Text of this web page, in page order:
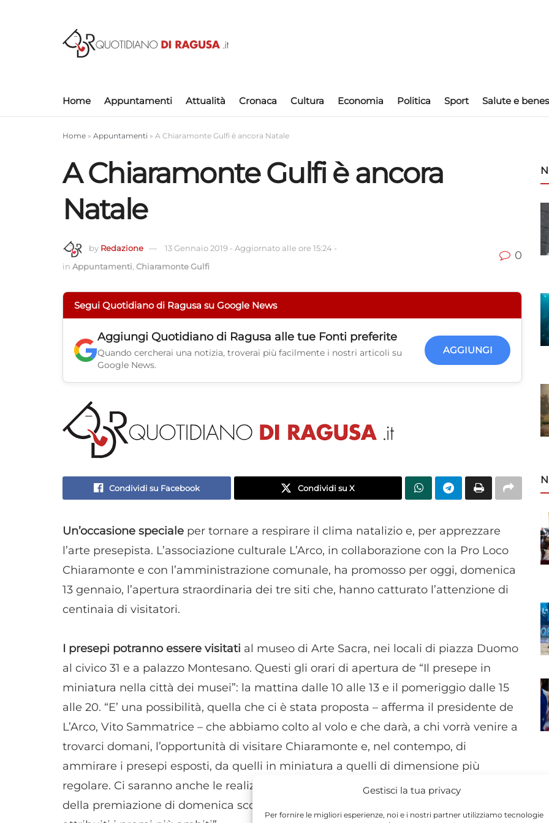
Gestisci la tua privacy
Per fornire le migliori esperienze, noi e i nostri partner utilizziamo tecnologie
Home Appuntamenti Attualità Cronaca Cultura Economia Politica Sport Salute e
Home » Appuntamenti » A Chiaramonte Gulfi è ancora Natale
A Chiaramonte Gulfi è ancora
Natale
by Redazione 13 Gennaio 2019 - Aggiornato alle ore 15:24 -
in Appuntamenti, Chiaramonte Gulfi
0
Segui Quotidiano di Ragusa su Google News
Aggiungi Quotidiano di Ragusa alle tue Fonti preferite
Quando cercherai una notizia, troverai più facilmente i nostri articoli su
Google News.
AGGIUNGI
Condividi su Facebook Condividi su X
Un’occasione speciale per tornare a respirare il clima natalizio e, per apprezzare
l’arte presepista. L’associazione culturale L’Arco, in collaborazione con la Pro Loco
Chiaramonte e con l’amministrazione comunale, ha promosso per oggi, domenica
13 gennaio, l’apertura straordinaria dei tre siti che, hanno catturato l’attenzione di
centinaia di visitatori.
I presepi potranno essere visitati al museo di Arte Sacra, nei locali di piazza Duomo
al civico 31 e a palazzo Montesano. Questi gli orari di apertura de “Il presepe in
miniatura nella città dei musei”: la mattina dalle 10 alle 13 e il pomeriggio dalle 15
alle 20. “E’ una possibilità, quella che ci è stata proposta – afferma il presidente de
L’Arco, Vito Sammatrice – che abbiamo colto al volo e che darà, a chi vorrà venire a
trovarci domani, l’opportunità di visitare Chiaramonte e, nel contempo, di
ammirare i presepi esposti, da quelli in miniatura a quelli di dimensione più
regolare. Ci saranno anche le realizzazioni che si sono messe in luce in occasione
della premiazione di domenica scorsa alla Leonardo Sciascia quando sono stati